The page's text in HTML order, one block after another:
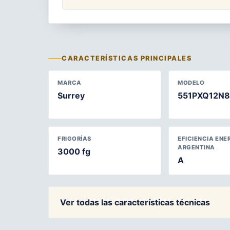
CARACTERÍSTICAS PRINCIPALES
MARCA
Surrey
MODELO
FRIGORÍAS
3000 fg
EFICIENCIA
ARGENTINA
A
Ver todas las características técnicas